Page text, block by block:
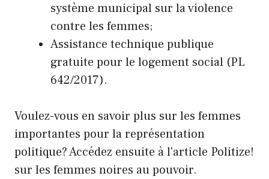
système municipal sur la violence
contre les femmes;
Assistance technique publique
gratuite pour le logement social (PL
642/2017).
Voulez-vous en savoir plus sur les femmes
importantes pour la représentation
politique? Accédez ensuite à l'article Politize!
sur les femmes noires au pouvoir.